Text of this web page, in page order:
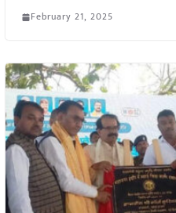
February 21, 2025